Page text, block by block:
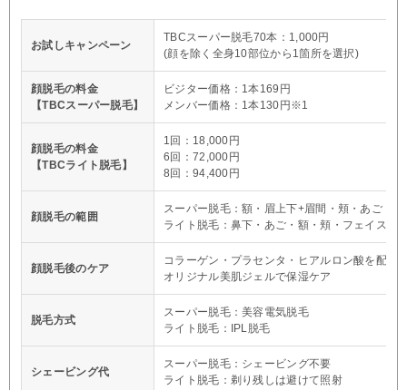
お試しキャンペーン
TBCスーパー脱毛70本：1,000円
(顔を除く全身10部位から1箇所を選択)
顔脱毛の料金
【TBCスーパー脱毛】
ビジター価格：1本169円
メンバー価格：1本130円※1
顔脱毛の料金
【TBCライト脱毛】
1回：18,000円
6回：72,000円
8回：94,400円
顔脱毛の範囲
スーパー脱毛：額・眉上下+眉間・頬・あご・
ライト脱毛：鼻下・あご・額・頬・フェイスラ
顔脱毛後のケア
コラーゲン・プラセンタ・ヒアルロン酸を配合
オリジナル美肌ジェルで保湿ケア
脱毛方式
スーパー脱毛：美容電気脱毛
ライト脱毛：IPL脱毛
シェービング代
スーパー脱毛：シェービング不要
ライト脱毛：剃り残しは避けて照射